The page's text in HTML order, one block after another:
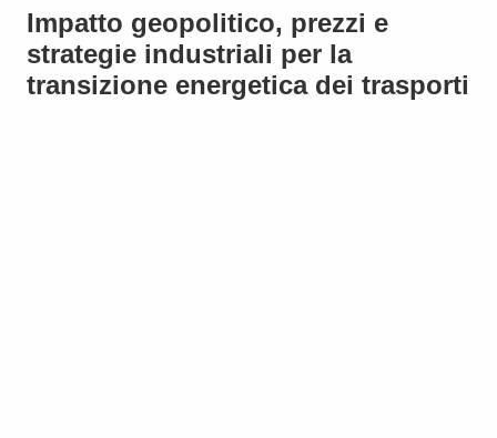
Impatto geopolitico, prezzi e
strategie industriali per la
transizione energetica dei trasporti